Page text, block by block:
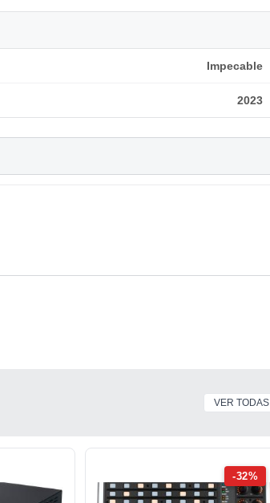
Impecable
2023
VER TODAS
-32%